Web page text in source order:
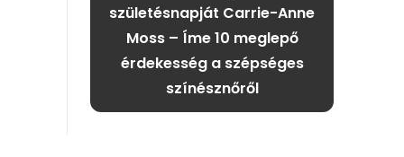
születésnapját Carrie-Anne
Moss – Íme 10 meglepő
érdekesség a szépséges
színésznőről